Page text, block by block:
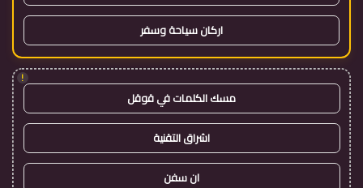
اركان سياحة وسفر
!
مسك الكلمات في قوقل
اشراق التقنية
ان سفن